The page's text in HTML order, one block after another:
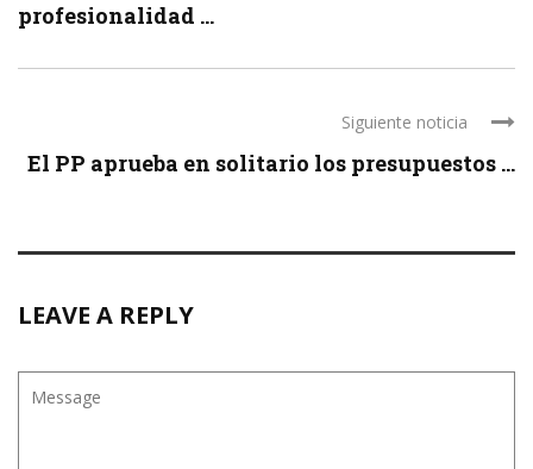
profesionalidad ...
Siguiente noticia
El PP aprueba en solitario los presupuestos ...
LEAVE A REPLY